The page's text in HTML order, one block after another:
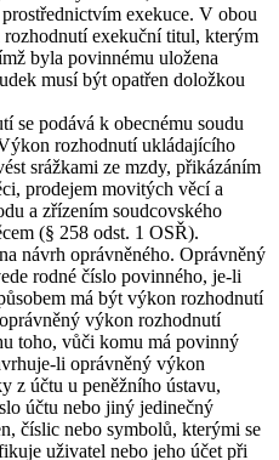
exekuce. V obou
exekuční titul, kterým
byla povinnému uložena
musí být opatřen doložkou
se podává k obecnému soudu
rozhodnutí ukládajícího
srážkami ze mzdy, přikázáním
prodejem movitých věcí a
a zřízením soudcovského
(§ 258 odst. 1 OSŘ).
návrh oprávněného. Oprávněný
rodné číslo povinného, je-li
má být výkon rozhodnutí
výkon rozhodnutí
toho, vůči komu má povinný
li oprávněný výkon
z účtu u peněžního ústavu,
účtu nebo jiný jedinečný
číslic nebo symbolů, kterými se
uživatel nebo jeho účet při